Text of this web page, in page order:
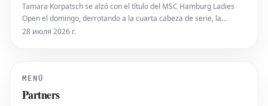
Tamara Korpatsch se alzó con el título del MSC Hamburg Ladies
Open el domingo, derrotando a la cuarta cabeza de serie, la
húngara Anna Bondar, por 6-3, 6-3 en la final. Con esta victoria,
28 июля 2026 г.
MENÚ
Partners